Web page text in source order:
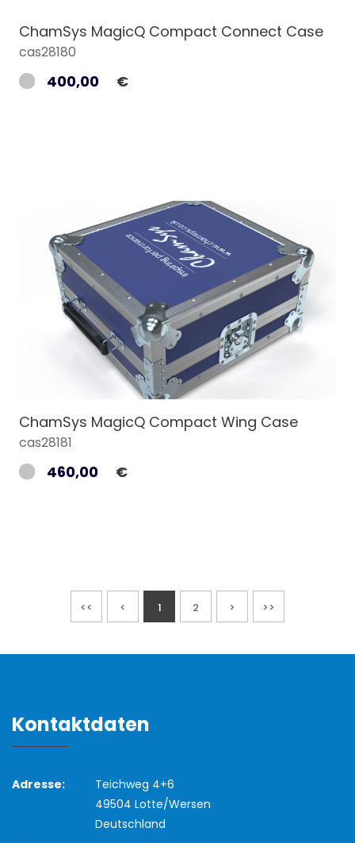
ChamSys MagicQ Compact Connect Case
cas28180
400,00 €
ChamSys MagicQ Compact Wing Case
cas28181
460,00 €
<< < 1 2 > >>
Kontaktdaten
Adresse:
Teichweg 4+6
49504 Lotte/Wersen
Deutschland